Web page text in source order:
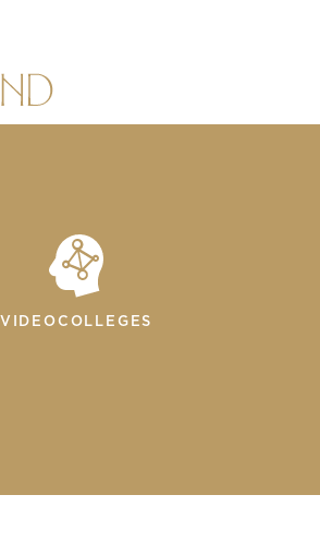
VIDEOCOLLEGES